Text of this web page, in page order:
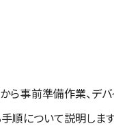
ら事前準備作業、デ
順について説明します